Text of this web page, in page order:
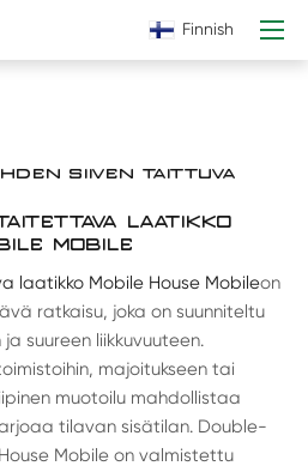
Finnish
SIIVEN TAITTUVA
LAATIKKO
MOBILE
laatikko Mobile House Mobileon
ratkaisu, joka on suunniteltu
suureen liikkuvuuteen.
majoitukseen tai
muotoilu mahdollistaa
tilavan sisätilan. Double-
Mobile on valmistettu